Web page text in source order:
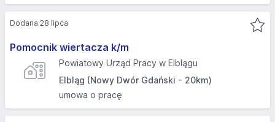
Pomocnik wiertacza k/m
Powiatowy Urząd Pracy w Elblągu
Elbląg (Nowy Dwór Gdański - 20km)
umowa o pracę
Dodana 28 lipca